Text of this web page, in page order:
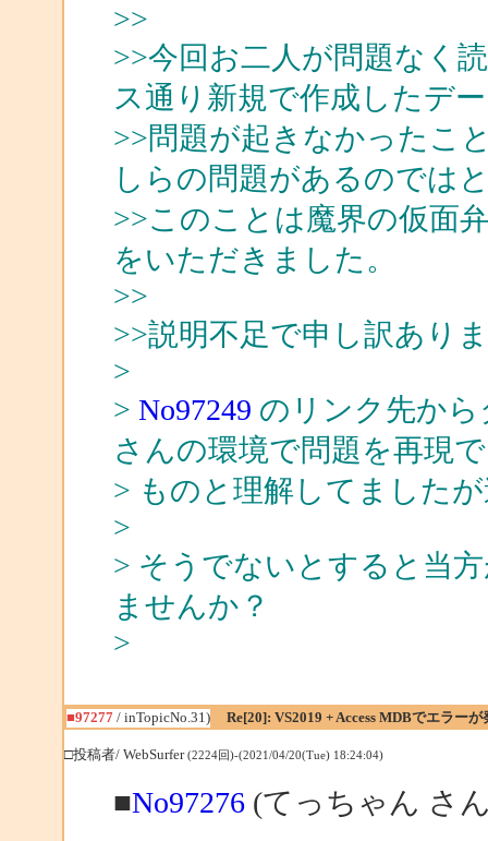
>>
>>今回お二人が問題なく
ス通り新規で作成したデ
>>問題が起きなかったこ
しらの問題があるのでは
>>このことは魔界の仮面
をいただきました。
>>
>>説明不足で申し訳あり
>
> No97249 のリンク先から
さんの環境で問題を再現
> ものと理解してました
>
> そうでないとすると当
ませんか？
>
■97277/ inTopicNo.31) Re[20]: VS2019 + Access MDBでエラーが
□投稿者/ WebSurfer(2224回)-(2021/04/20(Tue) 18:24:04)
■No97276(てっちゃん さ